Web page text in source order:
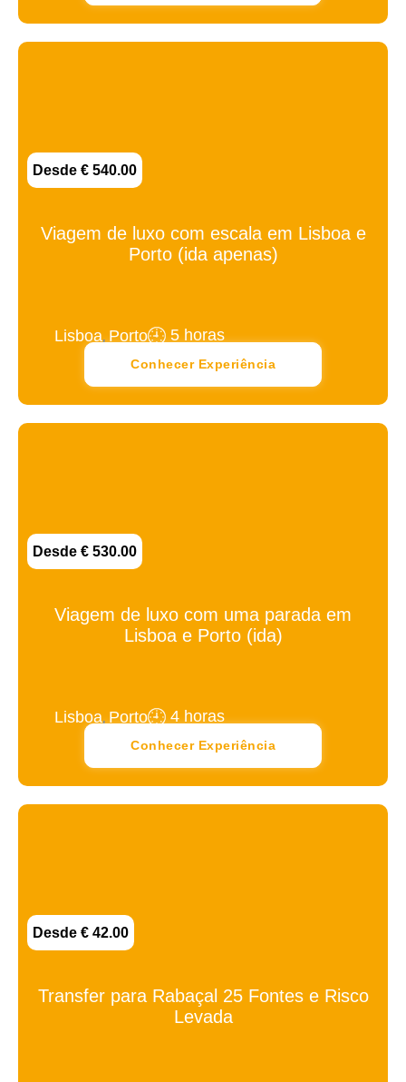
Desde € 540.00
Viagem de luxo com escala em Lisboa e
Porto (ida apenas)
Lisboa, Porto 5 horas
Conhecer Experiência
Desde € 530.00
Viagem de luxo com uma parada em
Lisboa e Porto (ida)
Lisboa, Porto 4 horas
Conhecer Experiência
Desde € 42.00
Transfer para Rabaçal 25 Fontes e Risco
Levada